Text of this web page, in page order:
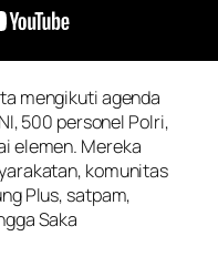
mengikuti agenda
500 personel Polri,
elemen. Mereka
komunitas
Plus, satpam,
Saka